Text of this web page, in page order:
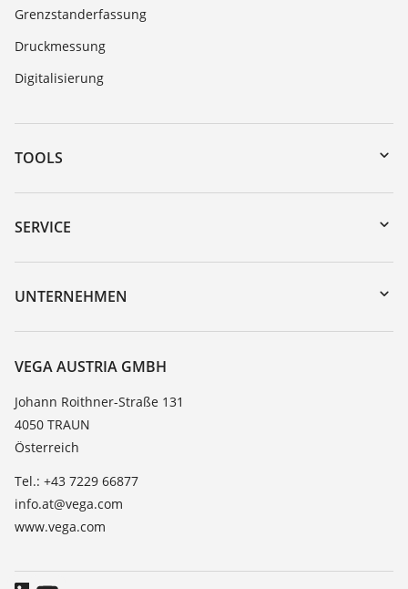
Grenzstanderfassung
Druckmessung
Digitalisierung
TOOLS
Download-Center
Gerätesuche (Seriennummer)
DTM Collection/PACTware
SERVICE
Geräterücksendung
Trainings
Beständigkeitsliste
TeamViewer
UNTERNEHMEN
Karriere
Über VEGA
Kontakt
News
Blog
VEGA AUSTRIA GMBH
Johann Roithner-Straße 131
4050 TRAUN
Österreich
Tel.: +43 7229 66877
info.at@vega.com
www.vega.com